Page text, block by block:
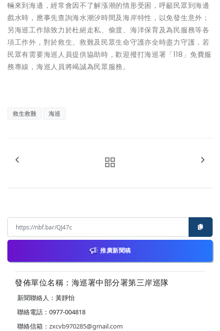
輛來到海邊，經常會因不了解漲潮的情形受困，呼籲民眾到海邊
戲水時，應事先查詢海水潮汐時間及海岸特性，以免發生意外；
另海巡工作除致力於杜絕走私、偷渡、海洋保育及為民服務等各
項工作外，對於救生、救難及民眾生命守護亦全時盡力守護，若
民眾有需要海巡人員提供協助時，歡迎撥打海巡署「118」免費服
務專線，海巡人員將竭誠為民眾服務。
救生救難 海巡
推廣新聞稿
發佈單位名稱：海巡署中部分署第三岸巡隊
新聞聯絡人：黃靜怡
聯絡電話：0977-004818
聯絡信箱： zxcvb970285@gmail.com